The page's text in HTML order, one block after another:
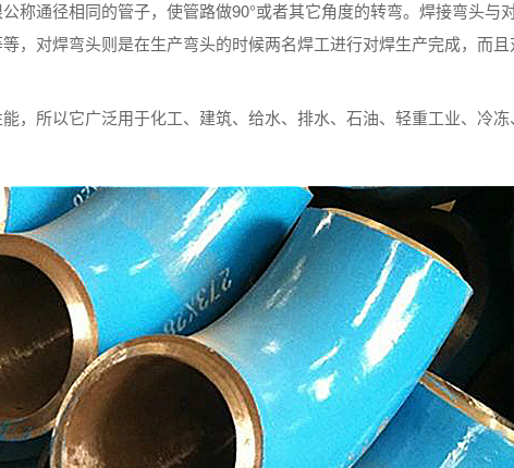
称通径相同的管子，使管路做90°或者其它角度的转弯。焊接弯头与
，对焊弯头则是在生产弯头的时候两名焊工进行对焊生产完成，而
，所以它广泛用于化工、建筑、给水、排水、石油、轻重工业、冷冻